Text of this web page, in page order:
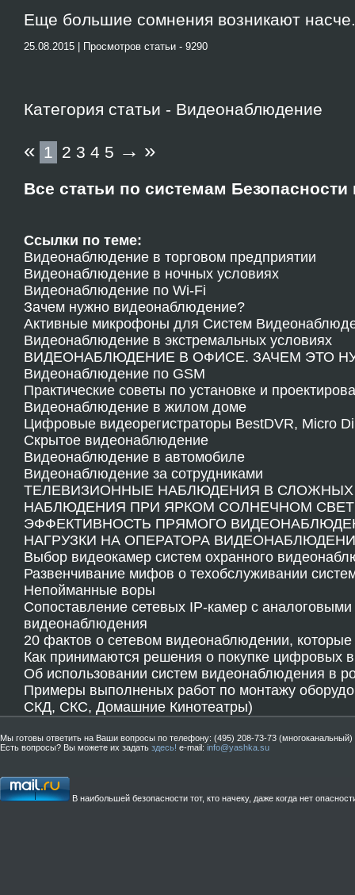
Еще большие сомнения возникают
25.08.2015 | Просмотров статьи - 9290
Категория статьи - Видеонаблюдение
« 1 2 3 4 5 → »
Все статьи по системам Безопасности
Ссылки по теме:
Видеонаблюдение в торговом предприятии
Видеонаблюдение в ночных условиях
Видеонаблюдение по Wi-Fi
Зачем нужно видеонаблюдение?
Активные микрофоны для Систем
Видеонаблюдение в экстремальных условиях
ВИДЕОНАБЛЮДЕНИЕ В ОФИСЕ. ЗАЧЕМ ЭТО
Видеонаблюдение по GSM
Практические советы по установке и
Видеонаблюдение в жилом доме
Цифровые видеорегистраторы BestDVR, Micro
Скрытое видеонаблюдение
Видеонаблюдение в автомобиле
Видеонаблюдение за сотрудниками
ТЕЛЕВИЗИОННЫЕ НАБЛЮДЕНИЯ В СЛОЖНЫХ
НАБЛЮДЕНИЯ ПРИ ЯРКОМ СОЛНЕЧНОМ
ЭФФЕКТИВНОСТЬ ПРЯМОГО
НАГРУЗКИ НА ОПЕРАТОРА
Выбор видеокамер систем охранного
Развенчивание мифов о техобслуживании
Непойманные воры
Сопоставление сетевых IP-камер с
видеонаблюдения
20 фактов о сетевом видеонаблюдении,
Как принимаются решения о покупке цифровых
Об использовании систем видеонаблюдения в
Примеры выполненых работ по монтажу
СКД, СКС, Домашние Кинотеатры)
Мы готовы ответить на Ваши вопросы по телефону: (495) 208-73-73 (многоканальный)
Есть вопросы? Вы можете их задать здесь! e-mail: info@yashka.su
В наибольшей безопасности тот, кто начеку, даже когда нет